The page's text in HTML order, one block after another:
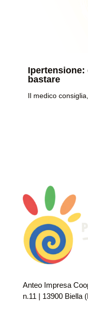
bastare
Il medico consiglia
Anteo Impresa
n.11 | 13900 Biella